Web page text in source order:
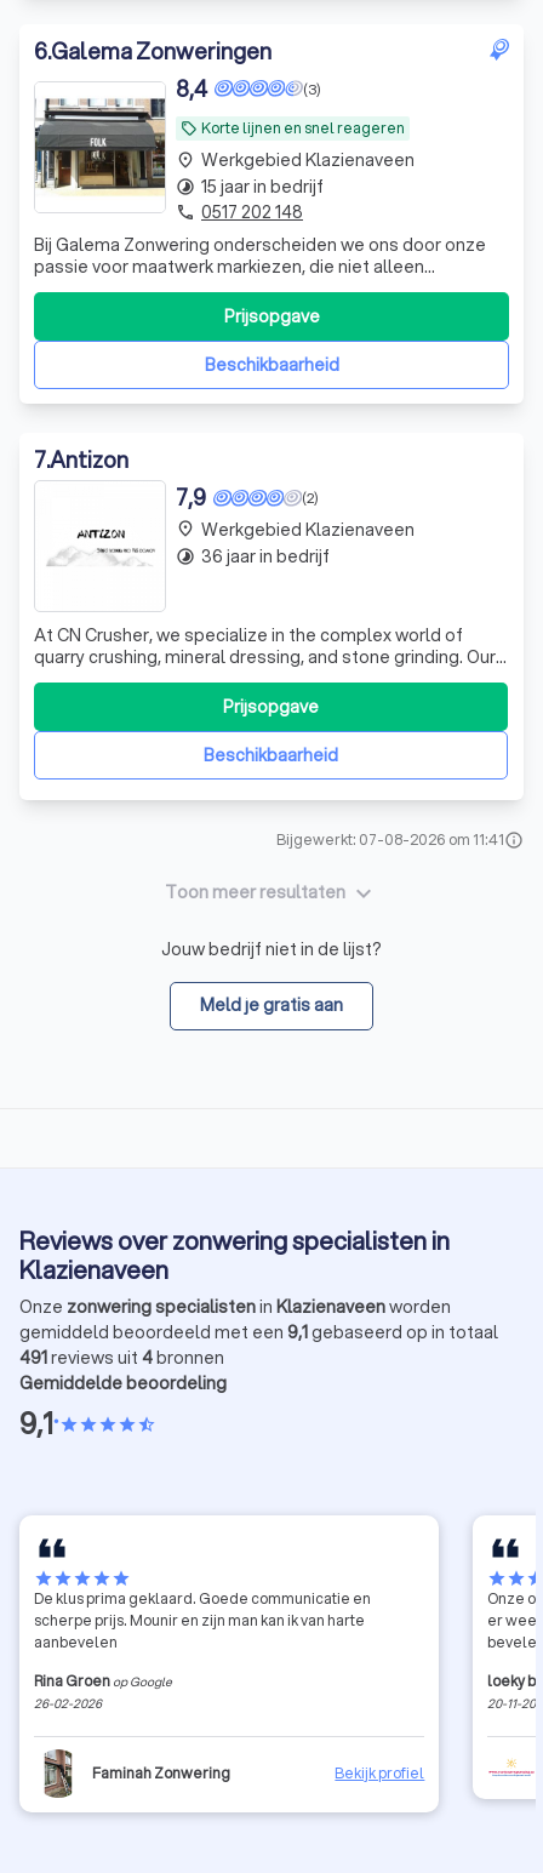
6.Galema Zonweringen
local_offer Korte lijnen en snel reageren
(3)
8,4
Bij Galema Zonwering onderscheiden we ons door onze
passie voor maatwerk markiezen, die niet alleen
functioneel zijn, maar ook een esthetische meerwaarde
bieden aan uw woning of bedrijfspand. Wij geloven dat elk
project uniek is en besteden daarom bijzondere aandacht
aan detail en afwerking. Met hoo
Beschikbaarheid
Prijsopgave
place Werkgebied Klazienaveen
timelapse 15 jaar in bedrijf
phone 0517 202 148
7.Antizon
(2)
7,9
At CN Crusher, we specialize in the complex world of
quarry crushing, mineral dressing, and stone grinding. Our
primary business revolves around transforming raw
materials into valuable commodities, a process that
involves meticulous planning, production, and installation
of crushers, as well as theBeschikbaarheid
Prijsopgave
place Werkgebied Klazienaveen
timelapse 36 jaar in bedrijf
Bijgewerkt: 07-08-2026 om 11:41info
Toon meer resultaten keyboard_arrow_down
Jouw bedrijf niet in de lijst?
Meld je gratis aan
Reviews over zonwering specialisten in
Klazienaveen
Onze zonwering specialistenin Klazienaveenworden
gemiddeld beoordeeld met een 9,1gebaseerd op in totaal
491reviews uit 4bronnen
Gemiddelde beoordeling
9,1•starstarstarstarstar_half
starstarstarstarstar
De klus prima geklaard. Goede communicatie en
scherpe prijs. Mounir en zijn man kan ik van harte
aanbevelen
Rina Groen op Google
26-02-2026
Faminah Zonwering Bekijk profiel
starstar
Onze
er
loeky
20-11-